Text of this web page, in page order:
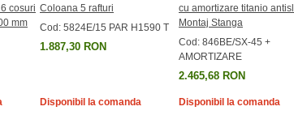
cosuri
mm
Coloana 5 rafturi
Cod: 5824E/15 PAR H1590 T
1.887,30 RON
Disponibil la comanda
cu amortizare titanio
Montaj Stanga
Cod: 846BE/SX-45 +
AMORTIZARE
2.465,68 RON
Disponibil la comanda